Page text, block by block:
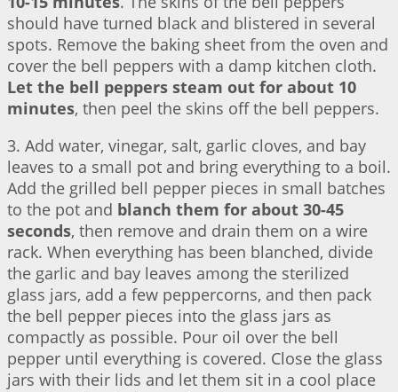
should have turned black and blistered in several
spots. Remove the baking sheet from the oven and
cover the bell peppers with a damp kitchen cloth.
Let the bell peppers steam out for about 10
minutes, then peel the skins off the bell peppers.
3. Add water, vinegar, salt, garlic cloves, and bay
leaves to a small pot and bring everything to a boil.
Add the grilled bell pepper pieces in small batches
to the pot and blanch them for about 30-45
seconds, then remove and drain them on a wire
rack. When everything has been blanched, divide
the garlic and bay leaves among the sterilized
glass jars, add a few peppercorns, and then pack
the bell pepper pieces into the glass jars as
compactly as possible. Pour oil over the bell
pepper until everything is covered. Close the glass
jars with their lids and let them sit in a cool place